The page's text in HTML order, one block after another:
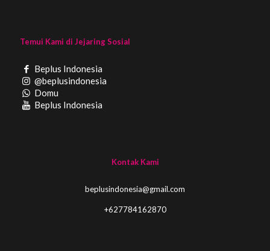
Temui Kami di Jejaring Sosial
Beplus Indonesia
@beplusindonesia
Domu
Beplus Indonesia
Kontak Kami
beplusindonesia@gmail.com
+627784162870